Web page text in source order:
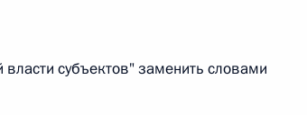
268-ФЗ
власти субъектов" заменить словами